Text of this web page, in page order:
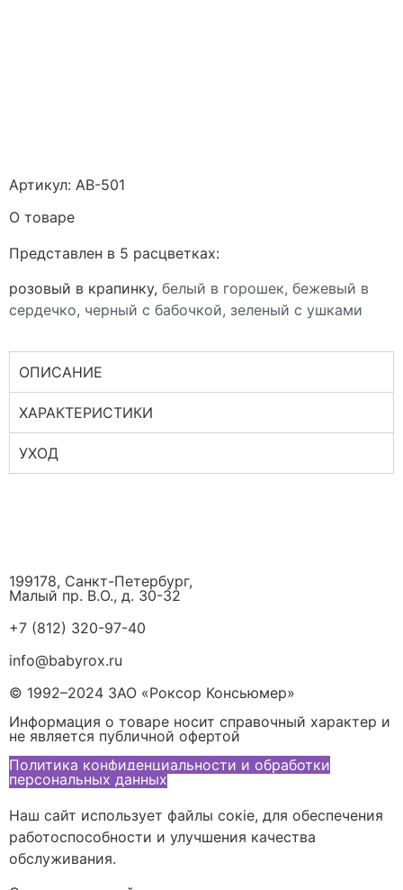
Артикул: AB-501
О товаре
Представлен в 5 расцветках:
розовый в крапинку, белый в горошек, бежевый в
сердечко, черный с бабочкой, зеленый с ушками
ОПИСАНИЕ
ХАРАКТЕРИСТИКИ
УХОД
199178, Санкт-Петербург,
Малый пр. В.О., д. 30-32
+7 (812) 320-97-40
info@babyrox.ru
© 1992–2024 ЗАО «Роксор Консьюмер»
Информация о товаре носит справочный характер и
не является публичной офертой
Политика конфиденциальности и обработки
персональных данных
Наш сайт использует файлы сокіе, для обеспечения
работоспособности и улучшения качества
обслуживания.